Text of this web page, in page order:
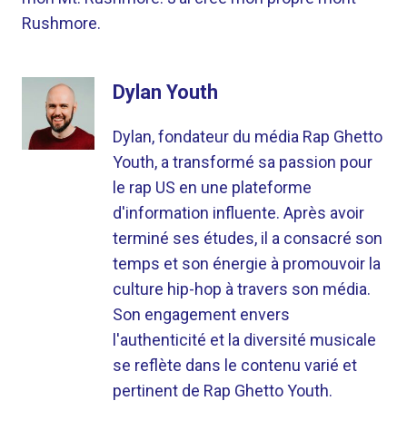
Rushmore.
Dylan Youth
Dylan, fondateur du média Rap Ghetto
Youth, a transformé sa passion pour
le rap US en une plateforme
d'information influente. Après avoir
terminé ses études, il a consacré son
temps et son énergie à promouvoir la
culture hip-hop à travers son média.
Son engagement envers
l'authenticité et la diversité musicale
se reflète dans le contenu varié et
pertinent de Rap Ghetto Youth.